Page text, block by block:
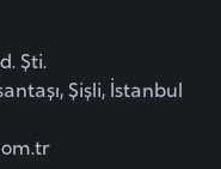
Şti.
Şişli, İstanbul